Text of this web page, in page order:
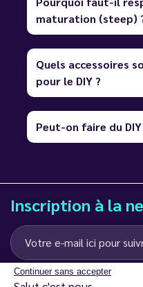
Continuer sans accepter
maturation (steep)
Quels accessoires
pour le DIY ?
Peut-on faire du
Inscription à la
J’accepte de recevoir des